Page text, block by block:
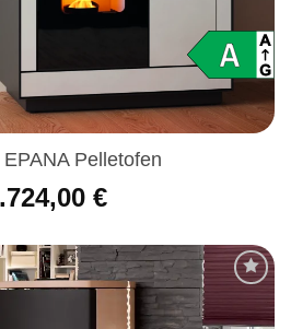
Pelletofen
€
Produkt
merken